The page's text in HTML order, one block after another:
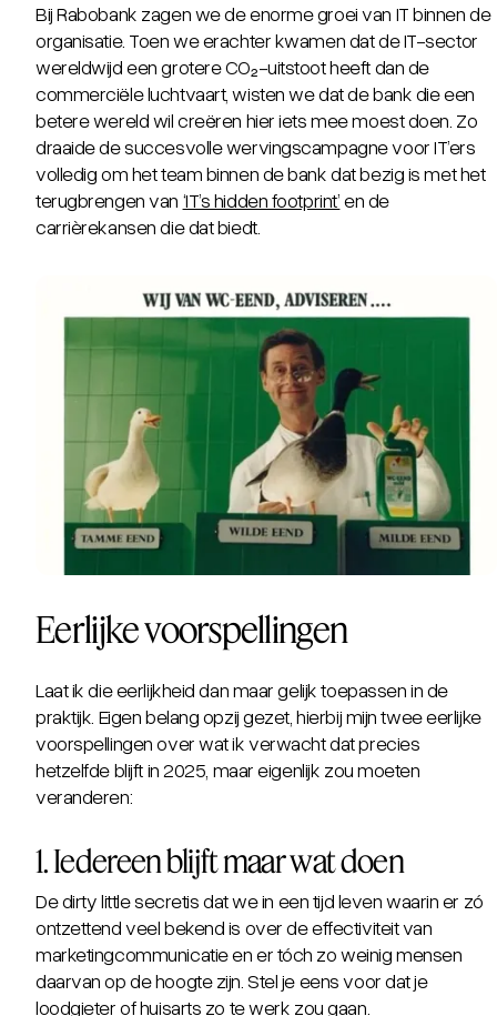
Bij Rabobank zagen we de enorme groei van IT binnen de
organisatie. Toen we erachter kwamen dat de IT-sector
wereldwijd een grotere CO₂-uitstoot heeft dan de
commerciële luchtvaart, wisten we dat de bank die een
betere wereld wil creëren hier iets mee moest doen. Zo
draaide de succesvolle wervingscampagne voor IT’ers
volledig om het team binnen de bank dat bezig is met het
terugbrengen van ‘IT’s hidden footprint’en de
carrièrekansen die dat biedt.
Eerlijke voorspellingen
Laat ik die eerlijkheid dan maar gelijk toepassen in de
praktijk. Eigen belang opzij gezet, hierbij mijn twee eerlijke
voorspellingen over wat ik verwacht dat precies
hetzelfde blijft in 2025, maar eigenlijk zou moeten
veranderen:
1. Iedereen blijft maar wat doen
Dedirty little secretis dat we in een tijd leven waarin er zó
ontzettend veel bekend is over de effectiviteit van
marketingcommunicatie en er tóch zo weinig mensen
daarvan op de hoogte zijn. Stel je eens voor dat je
loodgieter of huisarts zo te werk zou gaan.